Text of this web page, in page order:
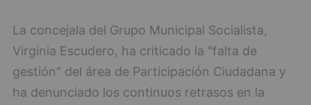
La concejala del Grupo Municipal Socialista,
Virginia Escudero, ha criticado la "falta de
gestión" del área de Participación Ciudadana y
ha denunciado los continuos retrasos en la